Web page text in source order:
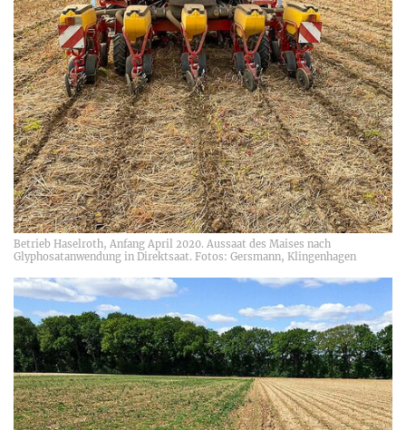
Betrieb Haselroth, Anfang April 2020. Aussaat des Maises nach
Glyphosatanwendung in Direktsaat. Fotos: Gersmann, Klingenhagen